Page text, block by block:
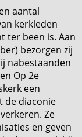
aantal
kerkleden
ter been is. Aan
bezorgen zij
nabestaanden
Op 2e
een
de diaconie
Ze
en geven